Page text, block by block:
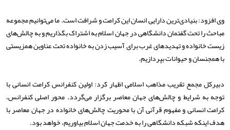
وی افزود: بنیادی‌ترین دارایی انسان این کرامت و شرافت است. ما می‌توانیم مجموعه
مباحث را تحت گفتمان دانشگاهی در جهان اسلام به اشتراک بگذاریم و به چالش‌های
زیست خانواده و تهدیدهای غرب برای آسیب زدن به خانواده تحت عناوین همزیستی
با همجنسان و حیوانات بپردازیم.
دبیرکل مجمع تقریب مذاهب اسلامی اظهار کرد: اولین کنفرانس کرامت انسانی با
توجه به شرایط و چالش‌های جهان معاصر برگزار می‌گردد. محور اصلی کنفرانس،
کرامت انسانی و مفهوم قرآنی آن با محوریت چالش‌های خانواده در جهان معاصر با
هدف اینکه شبکه دانشگاهی را به خدمت جهان اسلام بیاوریم، خواهد بود.